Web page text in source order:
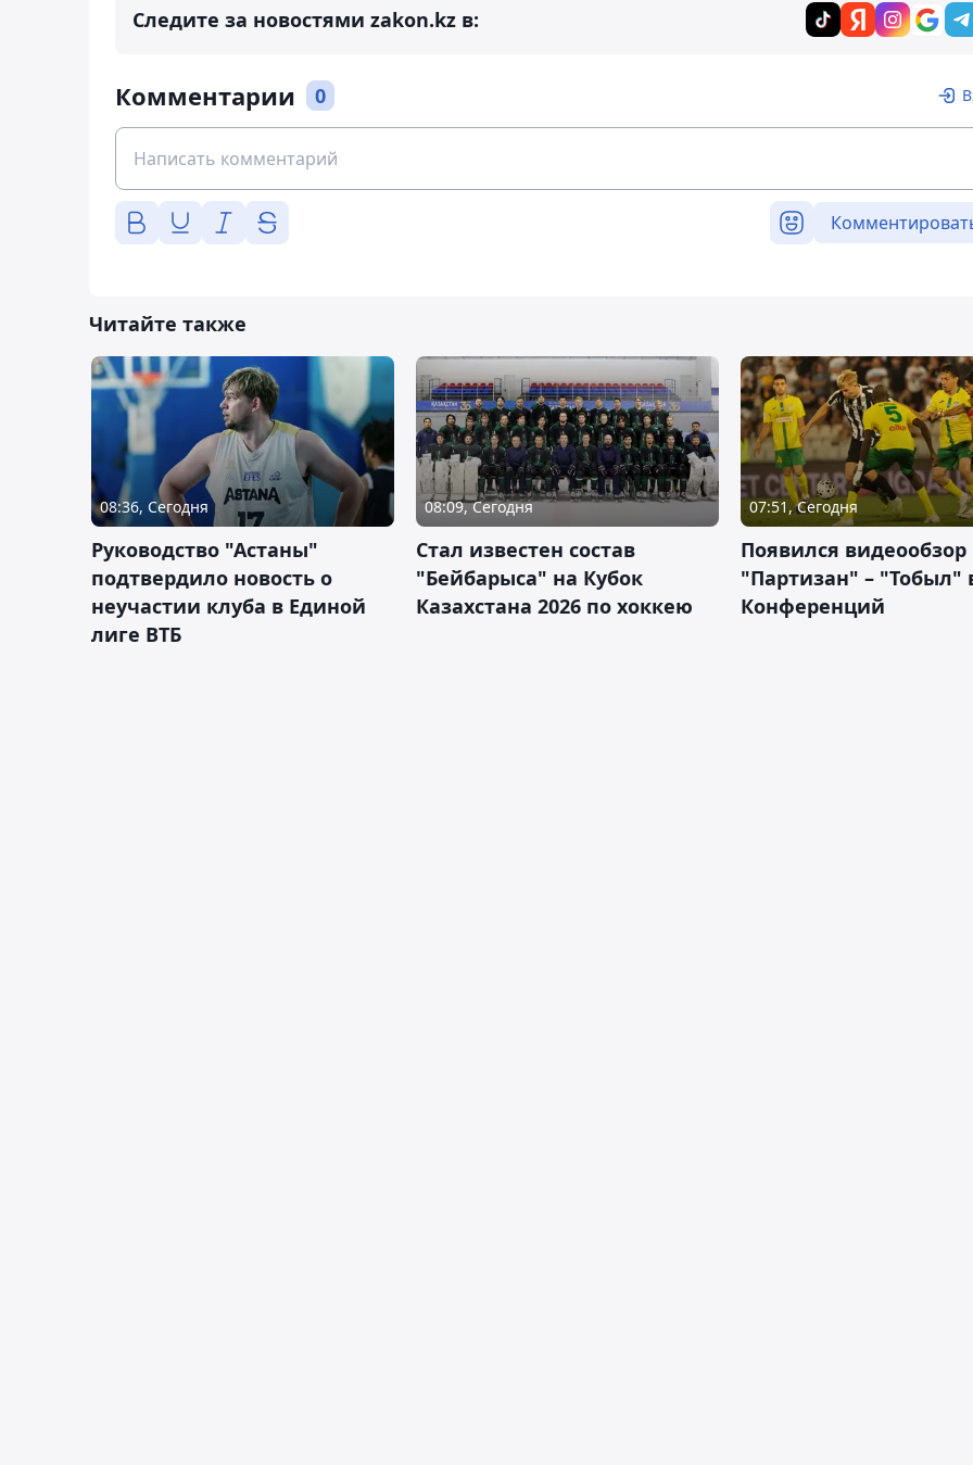
Следите за новостями zakon.kz в:
Комментарии 0
Читайте также
08:36, Сегодня
Руководство "Астаны"
подтвердило новость о
неучастии клуба в Единой
лиге ВТБ
08:09, Сегодня
Стал известен состав
"Бейбарыса" на Кубок
Казахстана 2026 по хоккею
07:51, Сегодня
Появился
"Партизан" – "Тобыл"
Конференций